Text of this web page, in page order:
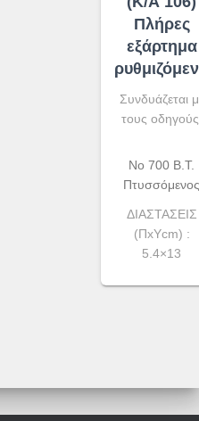
Πλήρες
εξάρτημα
Συνδυάζεται
τους
Νο 700 Β.Τ.
Πτυσσόμενος
ΔΙΑΣΤΑΣΕΙΣ
(ΠxYcm) :
5.4×13